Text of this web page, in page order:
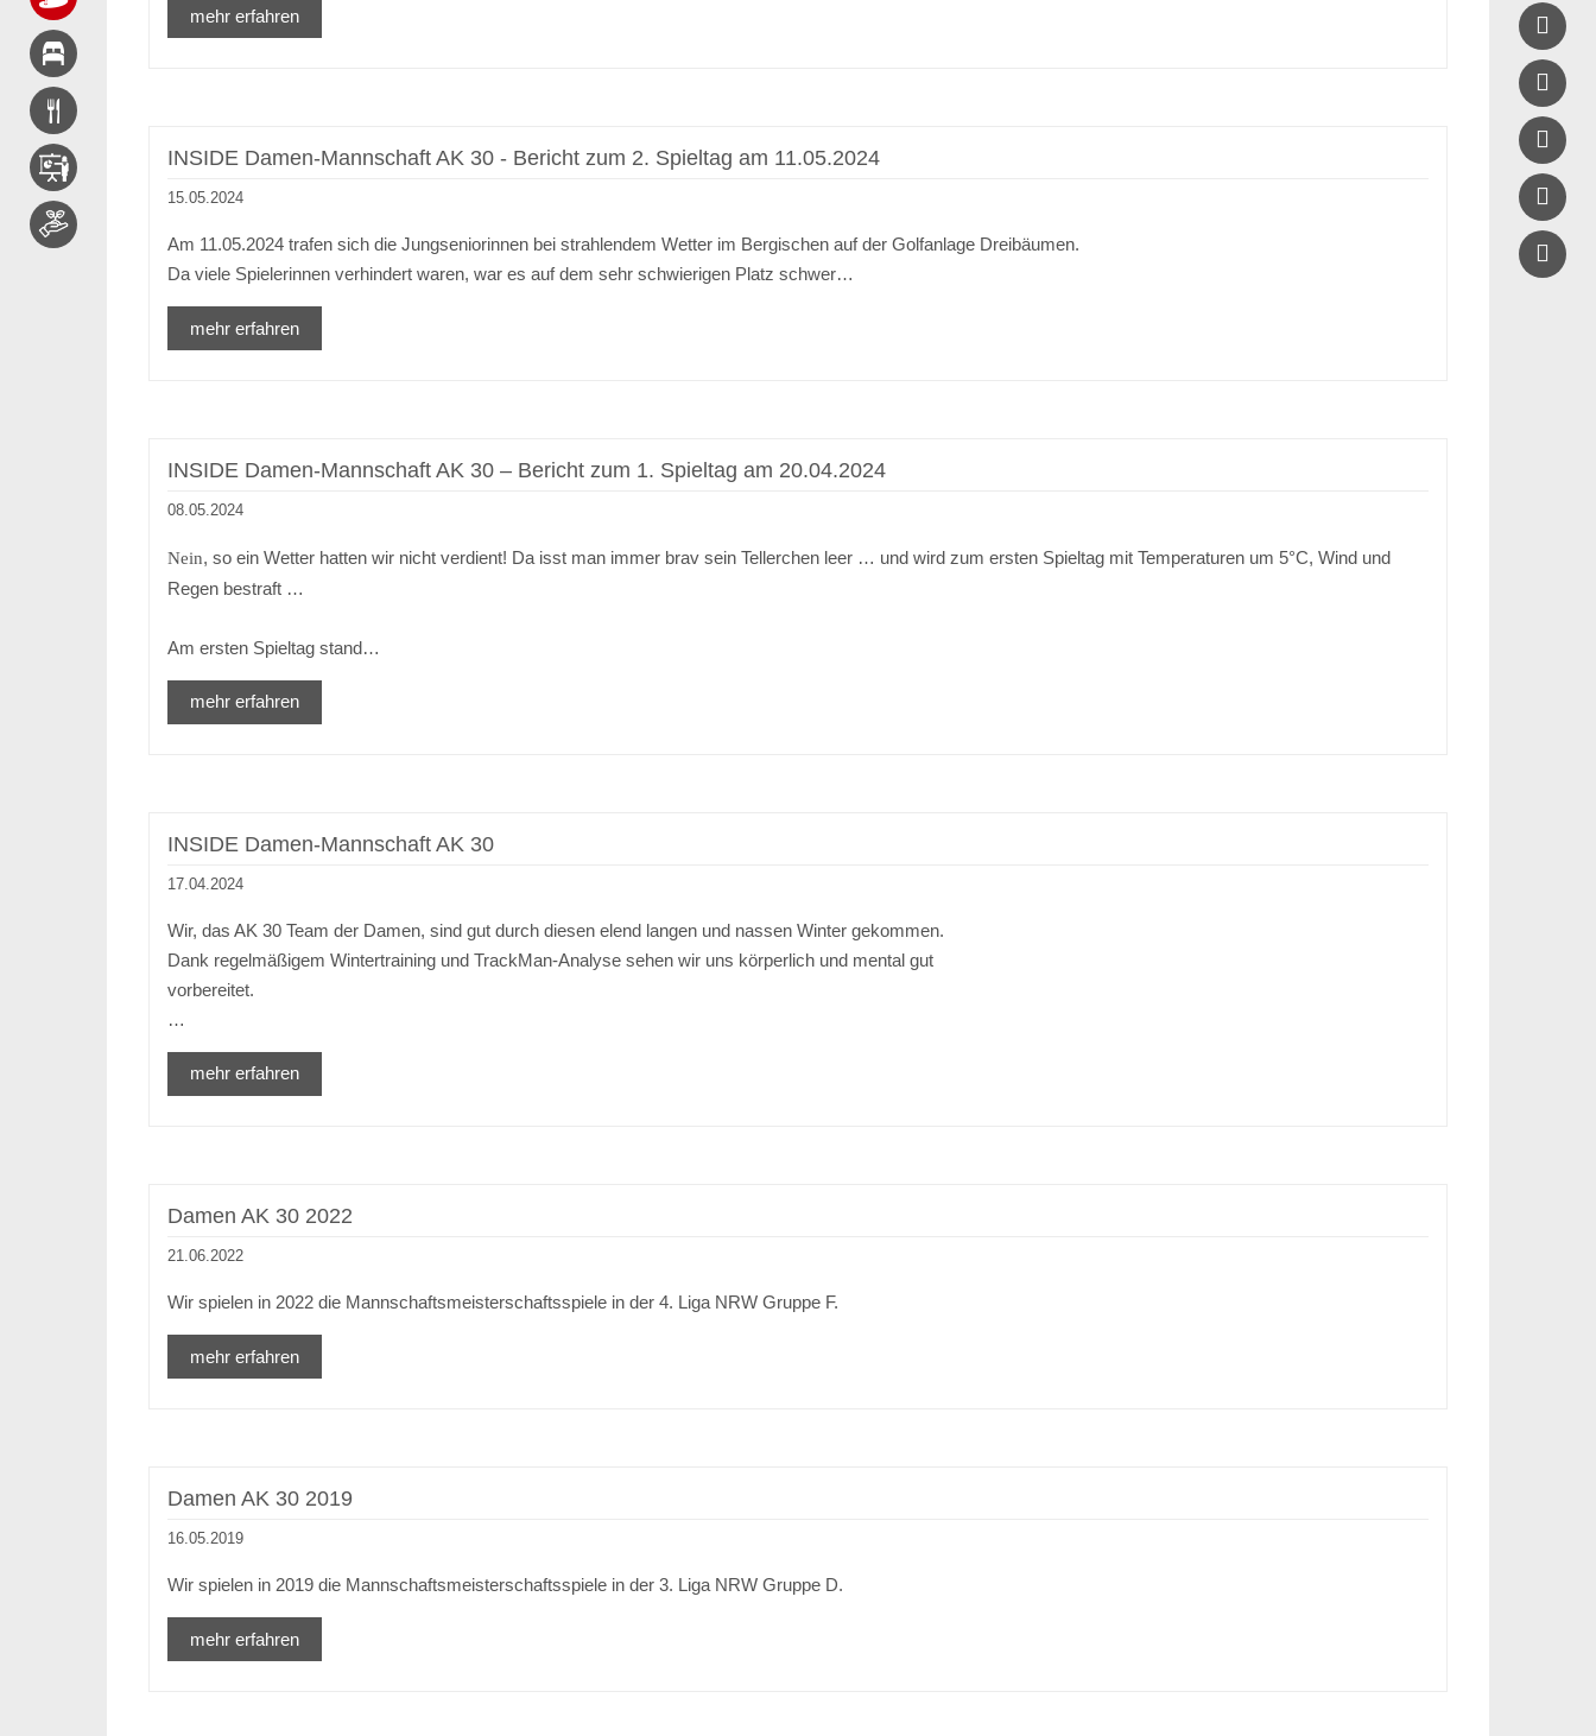
mehr erfahren
INSIDE Damen-Mannschaft AK 30 - Bericht zum 2. Spieltag am 11.05.2024
15.05.2024
Am 11.05.2024 trafen sich die Jungseniorinnen bei strahlendem Wetter im Bergischen auf der Golfanlage Dreibäumen.
Da viele Spielerinnen verhindert waren, war es auf dem sehr schwierigen Platz schwer…
mehr erfahren
INSIDE Damen-Mannschaft AK 30 – Bericht zum 1. Spieltag am 20.04.2024
08.05.2024
Nein, so ein Wetter hatten wir nicht verdient! Da isst man immer brav sein Tellerchen leer … und wird zum ersten Spieltag mit Temperaturen um 5°C, Wind und
Regen bestraft …
Am ersten Spieltag stand…
mehr erfahren
INSIDE Damen-Mannschaft AK 30
17.04.2024
Wir, das AK 30 Team der Damen, sind gut durch diesen elend langen und nassen Winter gekommen.
Dank regelmäßigem Wintertraining und TrackMan-Analyse sehen wir uns körperlich und mental gut
vorbereitet.
…
mehr erfahren
Damen AK 30 2022
21.06.2022
Wir spielen in 2022 die Mannschaftsmeisterschaftsspiele in der 4. Liga NRW Gruppe F.
mehr erfahren
Damen AK 30 2019
16.05.2019
Wir spielen in 2019 die Mannschaftsmeisterschaftsspiele in der 3. Liga NRW Gruppe D.
mehr erfahren



